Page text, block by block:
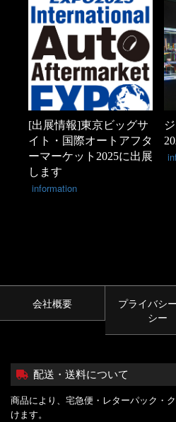
[出展情報]東京ビッグサ
イト・国際オートアフタ
ーマーケット2025に出展
します
information
会社概要
プライバシ
シー
配送・送料について
商品により、宅急便・レターパック・
けます。